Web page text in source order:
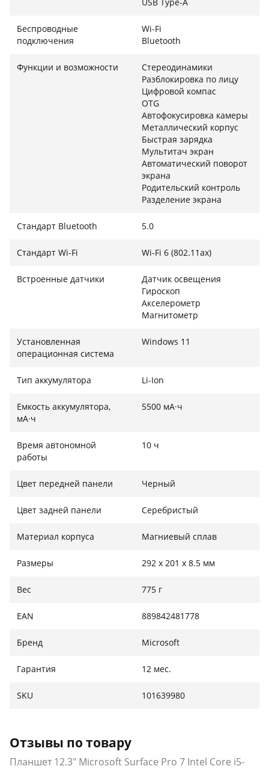
обеспечивая высокий уровень безопасности.
Энергоэффективная система позволяет устройству
быстрой зарядки способна восстановить энергию
аккумулятора до 80% всего за один час, что делает
вас полностью независимыми от розеток в течение
Беспроводные
подключения
Wi-Fi
Bluetooth
Функции и возможности
Стереодинамики
Разблокировка по лицу
Цифровой компас
OTG
Автофокусировка камеры
Металлический корпус
Быстрая зарядка
Мультитач экран
Автоматический поворот
экрана
Родительский контроль
Разделение экрана
Стандарт Bluetooth 5.0
Стандарт Wi-Fi Wi-Fi 6 (802.11ax)
Встроенные датчики
Датчик освещения
Гироскоп
Акселерометр
Магнитометр
Установленная
операционная система
Windows 11
Тип аккумулятора Li-Ion
Емкость аккумулятора,
мА·ч
5500 мА·ч
Время автономной
работы
10 ч
Цвет передней панели Черный
Цвет задней панели Серебристый
Материал корпуса Магниевый сплав
Размеры 292 x 201 x 8.5 мм
Вес 775 г
EAN 889842481778
Бренд Microsoft
Гарантия 12 мес.
SKU 101639980
Отзывы по товару
Планшет 12.3" Microsoft Surface Pro 7 Intel Core i5-